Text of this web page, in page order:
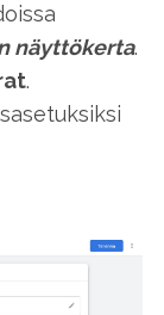
näyttökerta.
.